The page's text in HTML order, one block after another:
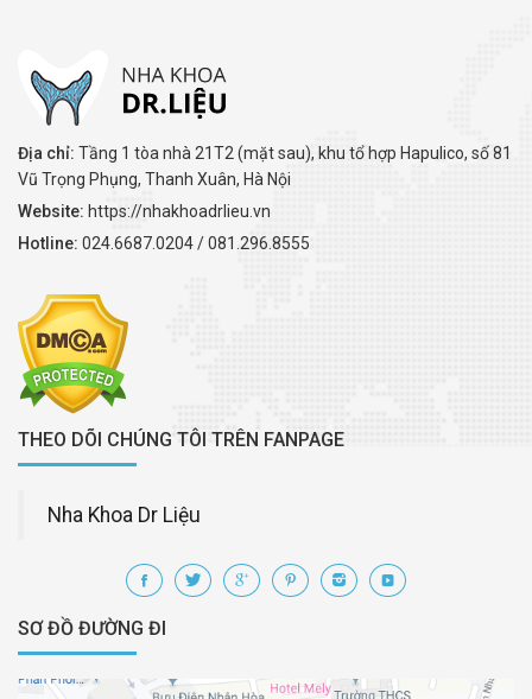
Địa chỉ: Tầng 1 tòa nhà 21T2 (mặt sau), khu tổ hợp Hapulico, số 81
Vũ Trọng Phụng, Thanh Xuân, Hà Nội
Website: https://nhakhoadrlieu.vn
Hotline: 024.6687.0204 / 081.296.8555
THEO DÕI CHÚNG TÔI TRÊN FANPAGE
Nha Khoa Dr Liệu
SƠ ĐỒ ĐƯỜNG ĐI